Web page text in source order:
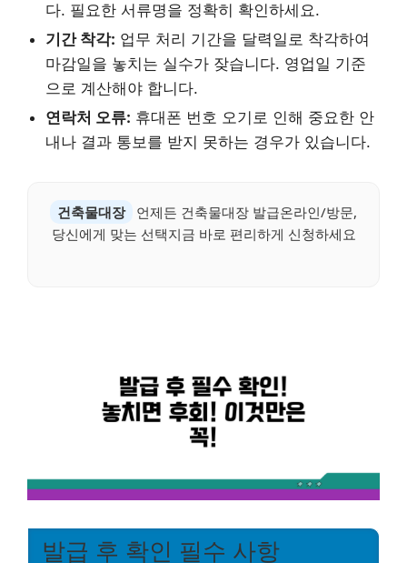
다. 필요한 서류명을 정확히 확인하세요.
기간 착각: 업무 처리 기간을 달력일로 착각하여
마감일을 놓치는 실수가 잦습니다. 영업일 기준
으로 계산해야 합니다.
연락처 오류: 휴대폰 번호 오기로 인해 중요한 안
내나 결과 통보를 받지 못하는 경우가 있습니다.
건축물대장
언제든 건축물대장 발급온라인/방문,
당신에게 맞는 선택지금 바로 편리하게 신청하세요
발급 후 확인 필수 사항